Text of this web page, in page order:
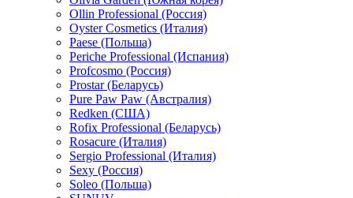
Ollin Professional (Россия)
Oyster Cosmetics (Италия)
Paese (Польша)
Periche Professional (Испания)
Profcosmo (Россия)
Prostar (Беларусь)
Pure Paw Paw (Австралия)
Redken (США)
Rofix Professional (Беларусь)
Rosacure (Италия)
Sergio Professional (Италия)
Sexy (Россия)
Soleo (Польша)